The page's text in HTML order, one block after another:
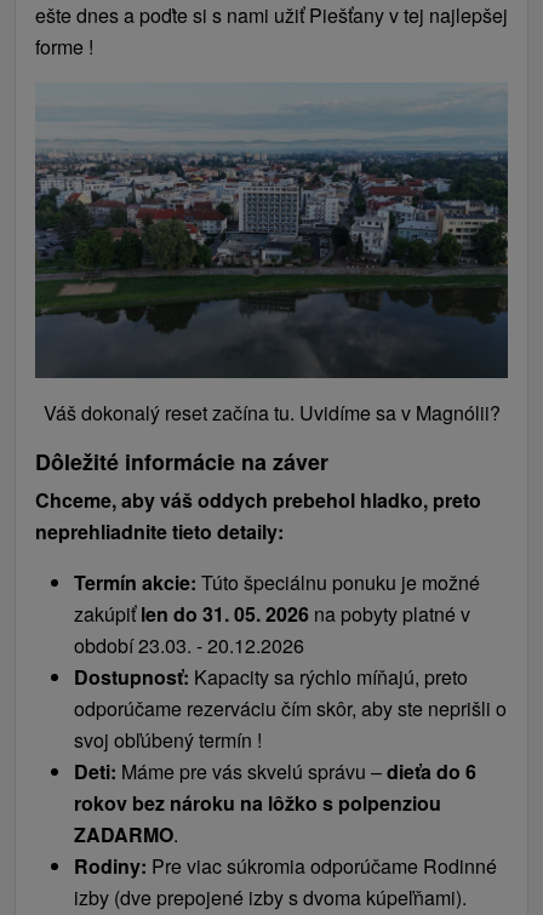
ešte dnes a poďte si s nami užiť Piešťany v tej najlepšej
forme !
Váš dokonalý reset začína tu. Uvidíme sa v Magnólii?
Dôležité informácie na záver
Chceme, aby váš oddych prebehol hladko, preto
neprehliadnite tieto detaily:
Termín akcie: Túto špeciálnu ponuku je možné
zakúpiťlen do 31. 05. 2026 na pobyty platné v
období 23.03. - 20.12.2026
Dostupnosť: Kapacity sa rýchlo míňajú, preto
odporúčame rezerváciu čím skôr, aby ste neprišli o
svoj obľúbený termín !
Deti: Máme pre vás skvelú správu –dieťa do 6
rokov bez nároku na lôžko s polpenziou
ZADARMO.
Rodiny: Pre viac súkromia odporúčame Rodinné
izby (dve prepojené izby s dvoma kúpeľňami).